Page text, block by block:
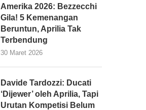
Amerika 2026: Bezzecchi
Gila! 5 Kemenangan
Beruntun, Aprilia Tak
Terbendung
30 Maret 2026
Davide Tardozzi: Ducati
‘Dijewer’ oleh Aprilia, Tapi
Urutan Kompetisi Belum